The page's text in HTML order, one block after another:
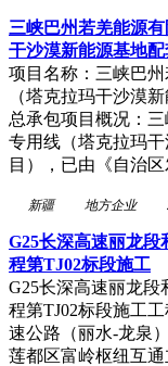
三峡巴州若羌能源
干沙漠新能源基地
项目名称：三峡巴
（塔克拉玛干沙漠
总承包项目概况：
专用线（塔克拉玛
目），已由《自治
新疆 地方企业
G25长深高速丽龙段
程第TJ02标段施工
G25长深高速丽龙段
程第TJ02标段施工
速公路（丽水-龙泉
莲都区富岭枢纽互